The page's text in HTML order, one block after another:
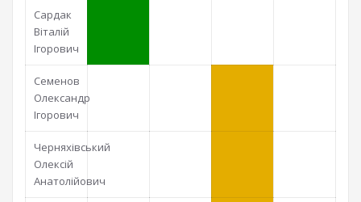
Сардак
Віталій
Ігорович
Семенов
Олександр
Ігорович
Черняхівський
Олексій
Анатолійович